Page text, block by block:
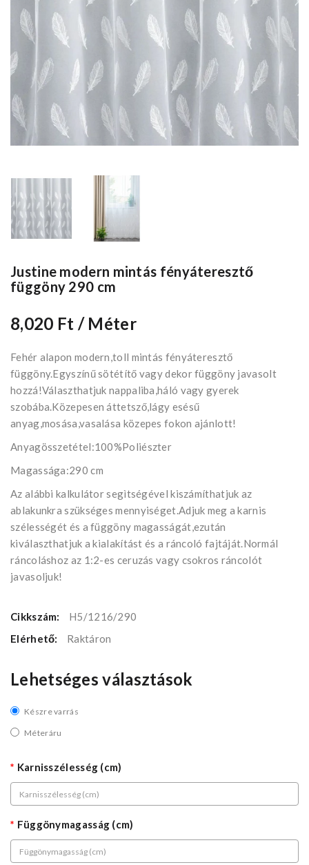
Justine modern mintás fényáteresztő
függöny 290 cm
8,020 Ft / Méter
Fehér alapon modern,toll mintás fényáteresztő
függöny.Egyszínű sötétítő vagy dekor függöny javasolt
hozzá!Választhatjuk nappaliba,háló vagy gyerek
szobába.Közepesen áttetsző,lágy esésű
anyag,mosása,vasalása közepes fokon ajánlott!
Anyagösszetétel:100%Poliészter
Magassága:290 cm
Az alábbi kalkulátor segìtségével kiszámíthatjuk az
ablakunkra szükséges mennyiséget.Adjuk meg a karnis
szélességét és a függöny magasságát,ezután
kiválaszthatjuk a kialakítást és a ráncoló fajtáját.Normál
ráncoláshoz az 1:2-es ceruzás vagy csokros ráncolót
javasoljuk!
Cikkszám:
H5/1216/290
Elérhető:
Raktáron
Lehetséges választások
Készre varrás
Méteráru
Karnisszélesség (cm)
Függönymagasság (cm)